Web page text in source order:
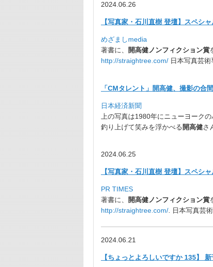
2024.06.26
【写真家・石川直樹 登壇】スペシ
めざましmedia
著書に、 開高健ノンフィクション賞
http://straightree.com/ 日本写真芸
「CMタレント」開高健、撮影の合
日本経済新聞
上の写真は1980年にニューヨーク
釣り上げて笑みを浮かべる開高健さ
2024.06.25
【写真家・石川直樹 登壇】スペシ
PR TIMES
著書に、 開高健ノンフィクション賞
http://straightree.com/ . 日本写真芸
2024.06.21
【ちょっとよろしいですか 135】